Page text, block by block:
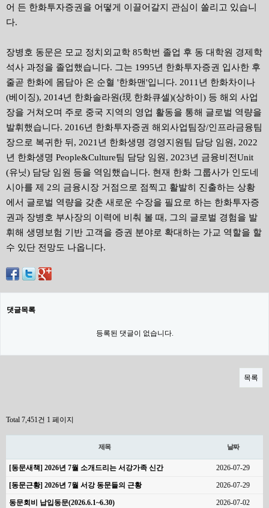
어 든 한화투자증권을 어떻게 이끌어갈지 관심이 쏠리고 있습니
다.
장병호 동문은 모교 정치외교학 85학번 졸업 후 동 대학원 경제학
석사 과정을 졸업했습니다. 그는 1995년 한화투자증권 입사한 후
줄곧 한화에 몸담아 온 순혈 '한화맨'입니다. 2011년 한화차이나
(베이징), 2014년 한화솔라원(現 한화큐셀)(상하이) 등 해외 사업
장을 거쳐오며 주로 중국 지역의 영업 활동을 통해 글로벌 역량을
발휘했습니다. 2016년 한화투자증권 해외사업팀장/인프라금융팀
장으로 복귀한 뒤, 2021년 한화생명 경영지원팀 담당 임원, 2022
년 한화생명 People&Culture팀 담당 임원, 2023년 금융비전Unit
(유닛) 담당 임원 등을 역임했습니다. 현재 한화 그룹사가 인도네
시아를 제 2의 금융시장 거점으로 점찍고 활발히 진출하는 상황
에서 글로벌 역량을 갖춘 새로운 수장을 필요로 하는 한화투자증
권과 장병호 부사장의 이력에 비춰 볼 때, 그의 글로벌 경험을 발
휘해 생명보험 기반 고객을 증권 분야로 확대하는 가교 역할을 할
수 있단 전망도 나옵니다.
댓글목록
등록된 댓글이 없습니다.
목록
Total 7,451건 1 페이지
제목 날짜
[동문새책] 2026년 7월 소개드리는 서강가족 신간 2026-07-29
[동문근황] 2026년 7월 서강 동문들의 근황 2026-07-29
동문회비 납입동문(2026.6.1~6.30) 2026-07-02